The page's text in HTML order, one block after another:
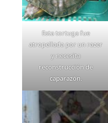
Esta tortuga fue
atropellada por un razer
y necesita
reconstrucción de
caparazón.